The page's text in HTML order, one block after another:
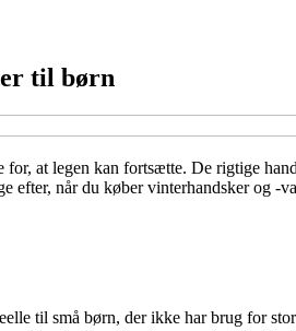
til børn
at legen kan fortsætte. De rigtige
efter, når du køber vinterhandsker og -
til små børn, der ikke har brug for